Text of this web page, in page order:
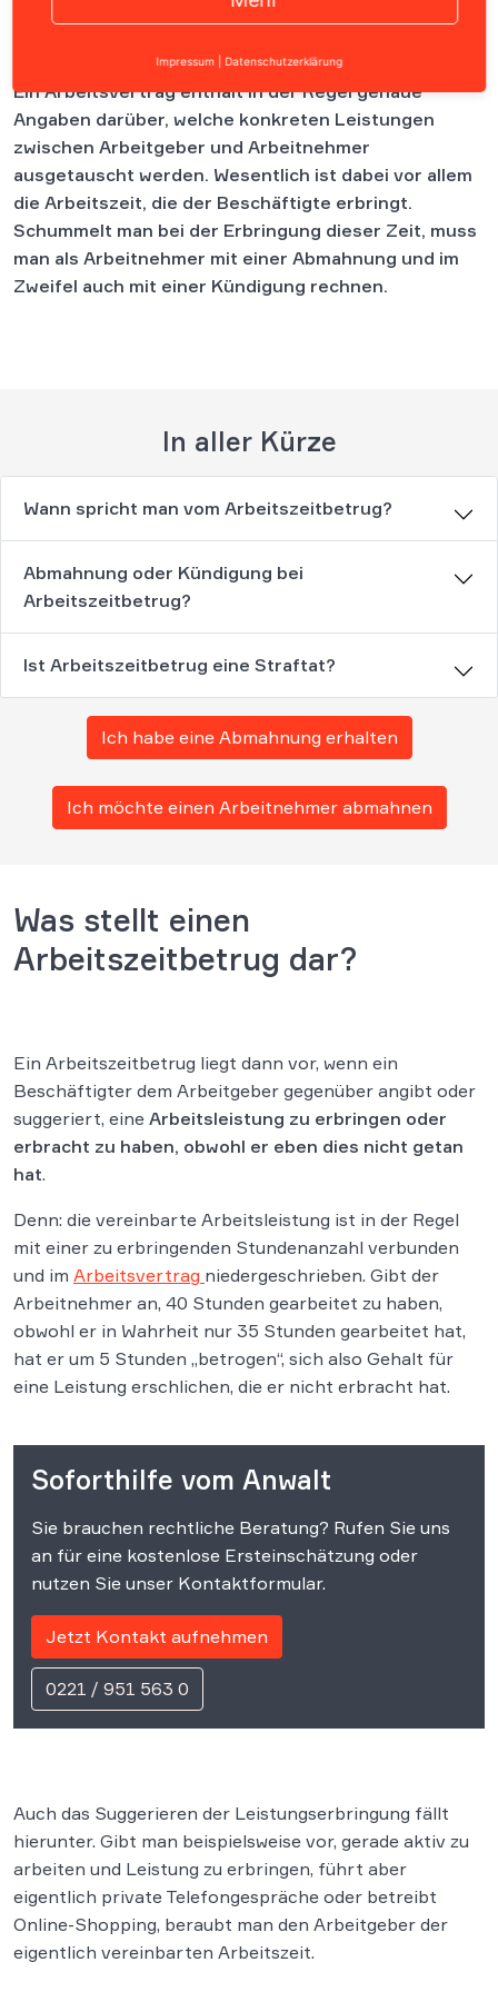
Inhalt
Ein Arbeitsvertrag enthält in der Regel genaue
Angaben darüber, welche konkreten Leistungen
zwischen Arbeitgeber und Arbeitnehmer
ausgetauscht werden. Wesentlich ist dabei vor allem
die Arbeitszeit, die der Beschäftigte erbringt.
Schummelt man bei der Erbringung dieser Zeit, muss
man als Arbeitnehmer mit einer Abmahnung und im
Zweifel auch mit einer Kündigung rechnen.
In aller Kürze
Wann spricht man vom Arbeitszeitbetrug?
Abmahnung oder Kündigung bei
Arbeitszeitbetrug?
Ist Arbeitszeitbetrug eine Straftat?
Ich habe eine Abmahnung erhalten
Ich möchte einen Arbeitnehmer abmahnen
Was stellt einen
Arbeitszeitbetrug dar?
Ein Arbeitszeitbetrug liegt dann vor, wenn ein
Beschäftigter dem Arbeitgeber gegenüber angibt oder
suggeriert, eine Arbeitsleistung zu erbringen oder
erbracht zu haben, obwohl er eben dies nicht getan
hat.
Denn: die vereinbarte Arbeitsleistung ist in der Regel
mit einer zu erbringenden Stundenanzahl verbunden
und im Arbeitsvertrag niedergeschrieben. Gibt der
Arbeitnehmer an, 40 Stunden gearbeitet zu haben,
obwohl er in Wahrheit nur 35 Stunden gearbeitet hat,
hat er um 5 Stunden „betrogen“, sich also Gehalt für
eine Leistung erschlichen, die er nicht erbracht hat.
Soforthilfe vom Anwalt
Sie brauchen rechtliche Beratung? Rufen Sie uns
an für eine kostenlose Ersteinschätzung oder
nutzen Sie unser Kontaktformular.
Jetzt Kontakt aufnehmen
0221 / 951 563 0
Auch das Suggerieren der Leistungserbringung fällt
hierunter. Gibt man beispielsweise vor, gerade aktiv zu
arbeiten und Leistung zu erbringen, führt aber
eigentlich private Telefongespräche oder betreibt
Online-Shopping, beraubt man den Arbeitgeber der
eigentlich vereinbarten Arbeitszeit.
Impressum Datenschutzerklärung